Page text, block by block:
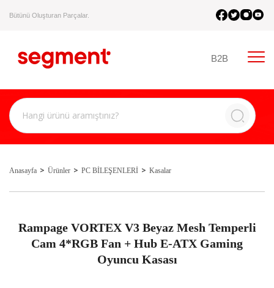
Bütünü Oluşturan Parçalar.
B2B
Anasayfa Ürünler PC BİLEŞENLERİ Kasalar
Rampage VORTEX V3 Beyaz Mesh Temperli
Cam 4*RGB Fan + Hub E-ATX Gaming
Oyuncu Kasası